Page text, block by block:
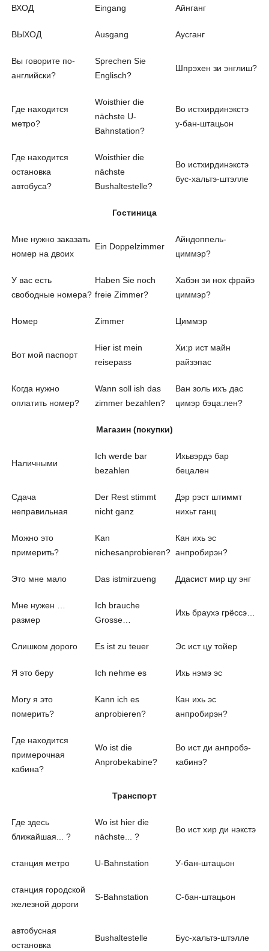
ВХОД Eingang Айнганг
ВЫХОД Ausgang Аусганг
Вы говорите по-
английски?
Sprechen Sie
Englisch?
Шпрэхен зи энглиш?
Где находится
метро?
Woisthier die
nächste U-
Bahnstation?
Во истхирдинэкстэ
у-бан-штацьон
Где находится
остановка
автобуса?
Woisthier die
nächste
Bushaltestelle?
Во истхирдинэкстэ
бус-хальтэ-штэлле
Гостиница
Мне нужно заказать
номер на двоих
Ein Doppelzimmer
Айндоппель-
циммэр?
У вас есть
свободные номера?
Haben Sie noch
freie Zimmer?
Хабэн зи нох фрайэ
циммэр?
Номер Zimmer Циммэр
Вот мой паспорт
Hier ist mein
reisepass
Хи:р ист майн
райзэпас
Когда нужно
оплатить номер?
Wann soll ish das
zimmer bezahlen?
Ван золь ихъ дас
цимэр бэца:лен?
Магазин (покупки)
Наличными
Ich werde bar
bezahlen
Ихьвэрдэ бар
бецален
Сдача
неправильная
Der Rest stimmt
nicht ganz
Дэр рэст штиммт
нихьт ганц
Можно это
примерить?
Kan
nichesanprobieren?
Кан ихь эс
анпробирэн?
Это мне мало Das istmirzueng Ддасист мир цу энг
Мне нужен …
размер
Ich brauche
Grosse…
Ихь браухэ грёссэ…
Слишком дорого Es ist zu teuer Эс ист цу тойер
Я это беру Ich nehme es Ихь нэмэ эс
Могу я это
померить?
Kann ich es
anprobieren?
Кан ихь эс
анпробирэн?
Где находится
примерочная
кабина?
Wo ist die
Anprobekabine?
Во ист ди анпробэ-
кабинэ?
Транспорт
Где здесь
ближайшая... ?
Wo ist hier die
nächste... ?
Во ист хир ди нэкстэ
станция метро U-Bahnstation У-бан-штацьон
станция городской
железной дороги
S-Bahnstation С-бан-штацьон
автобусная
остановка
Bushaltestelle Бус-хальтэ-штэлле